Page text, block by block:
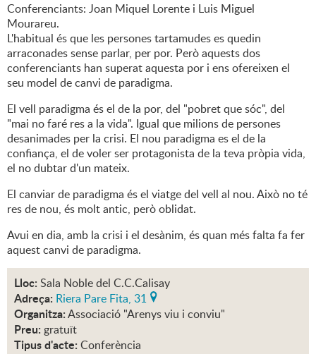
Conferenciants: Joan Miquel Lorente i Luis Miguel
Mourareu.
L'habitual és que les persones tartamudes es quedin
arraconades sense parlar, per por. Però aquests dos
conferenciants han superat aquesta por i ens ofereixen el
seu model de canvi de paradigma.
El vell paradigma és el de la por, del "pobret que sóc", del
"mai no faré res a la vida". Igual que milions de persones
desanimades per la crisi. El nou paradigma es el de la
confiança, el de voler ser protagonista de la teva pròpia vida,
el no dubtar d'un mateix.
El canviar de paradigma és el viatge del vell al nou. Això no té
res de nou, és molt antic, però oblidat.
Avui en dia, amb la crisi i el desànim, és quan més falta fa fer
aquest canvi de paradigma.
Lloc: Sala Noble del C.C.Calisay
Adreça: Riera Pare Fita, 31
Organitza:Associació "Arenys viu i conviu"
Preu: gratuït
Tipus d'acte: Conferència